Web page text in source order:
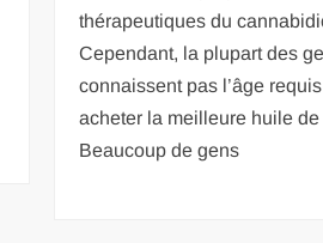
thérapeutiques du
Cependant, la plupart des
connaissent pas l’âge
acheter la meilleure huile de
Beaucoup de gens